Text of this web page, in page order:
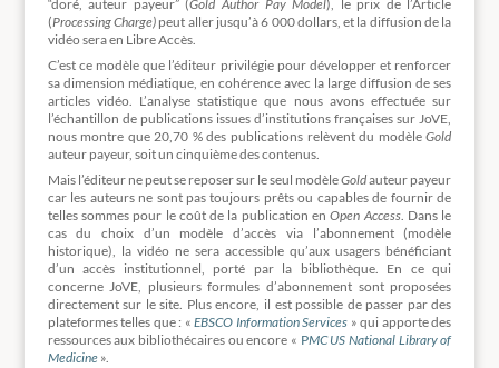
“doré, auteur payeur” (Gold Author Pay Model), le prix de l’Article
(Processing Charge) peut aller jusqu’à 6 000 dollars, et la diffusion de la
vidéo sera en Libre Accès.
C’est ce modèle que l’éditeur privilégie pour développer et renforcer
sa dimension médiatique, en cohérence avec la large diffusion de ses
articles vidéo. L’analyse statistique que nous avons effectuée sur
l’échantillon de publications issues d’institutions françaises sur JoVE,
nous montre que 20,70 % des publications relèvent du modèleGold
auteur payeur, soit un cinquième des contenus.
Mais l’éditeur ne peut se reposer sur le seul modèleGoldauteur payeur
car les auteurs ne sont pas toujours prêts ou capables de fournir de
telles sommes pour le coût de la publication enOpen Access. Dans le
cas du choix d’un modèle d’accès via l’abonnement (modèle
historique), la vidéo ne sera accessible qu’aux usagers bénéficiant
d’un accès institutionnel, porté par la bibliothèque. En ce qui
concerne JoVE, plusieurs formules d’abonnement sont proposées
directement sur le site. Plus encore, il est possible de passer par des
plateformes telles que : «EBSCO Information Services » qui apporte des
ressources aux bibliothécaires ou encore « PMC US National Library of
Medicine ».